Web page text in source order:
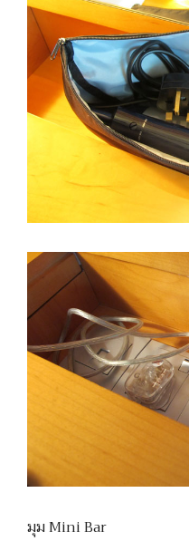
มุม Mini Bar